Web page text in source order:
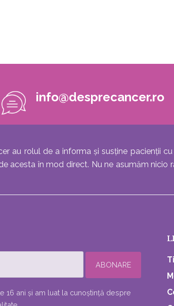
info@desprecancer.ro
au rolul de a informa și susține pacienții
acesta în mod direct. Nu ne asumăm nicio
16 ani și am luat la cunoștință despre